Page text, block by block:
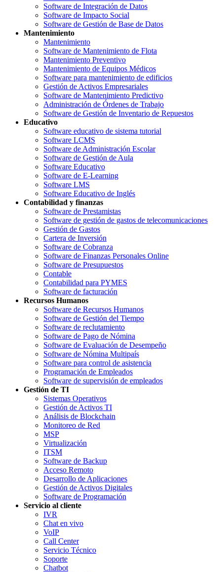
Software de Integración de Datos
Software de Impacto Social
Software de Gestión de Base de Datos
Mantenimiento
Mantenimiento
Software de Mantenimiento de Flota
Mantenimiento Preventivo
Mantenimiento de Equipos Médicos
Software para mantenimiento de edificios
Gestión de Activos Empresariales
Software de Mantenimiento Predictivo
Administración de Órdenes de Trabajo
Software de Gestión de Inventario de Repuestos
Educativo
Software educativo de sistema tutorial
Software LCMS
Software de Administración Escolar
Software de Gestión de Aula
Software Educativo
Software de E-Learning
Software LMS
Software Educativo de Inglés
Contabilidad y finanzas
Software de Prestamistas
Software de gestión de gastos de telecomunicaciones
Gestión de Gastos
Cartera de Inversión
Software de Cobranza
Software de Finanzas Personales Online
Software de Presupuestos
Contable
Contabilidad para PYMES
Software de facturación
Recursos Humanos
Software de Recursos Humanos
Software de Gestión del Tiempo
Software de reclutamiento
Software de Pago de Nómina
Software de Evaluación de Desempeño
Software de Nómina Multipaís
Software para control de asistencia
Programación de Empleados
Software de supervisión de empleados
Gestión de TI
Sistemas Operativos
Gestión de Activos TI
Análisis de Blockchain
Monitoreo de Red
MSP
Virtualización
ITSM
Software de Backup
Acceso Remoto
Desarrollo de Aplicaciones
Gestión de Activos Digitales
Software de Programación
Servicio al cliente
IVR
Chat en vivo
VoIP
Call Center
Servicio Técnico
Soporte
Chatbot